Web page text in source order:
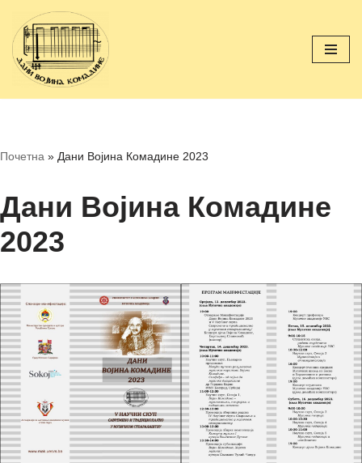
Скочи
на
садржај
Почетна » Дани Војина Комадине 2023
Дани Војина Комадине
2023